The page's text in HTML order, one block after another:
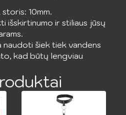
10mm.
išskirtinumo ir stiliaus jūsų
naudoti šiek tiek vandens
kad būtų lengviau